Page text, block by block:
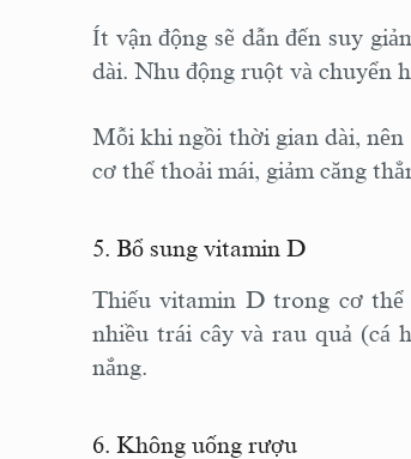
Ít vận động sẽ dẫn đến suy
dài. Nhu động ruột và chuyển
Mỗi khi ngồi thời gian dài, nên
cơ thể thoải mái, giảm căng
5. Bổ sung vitamin D
Thiếu vitamin D trong cơ thể
nhiều trái cây và rau quả (cá
nắng.
6. Không uống rượu